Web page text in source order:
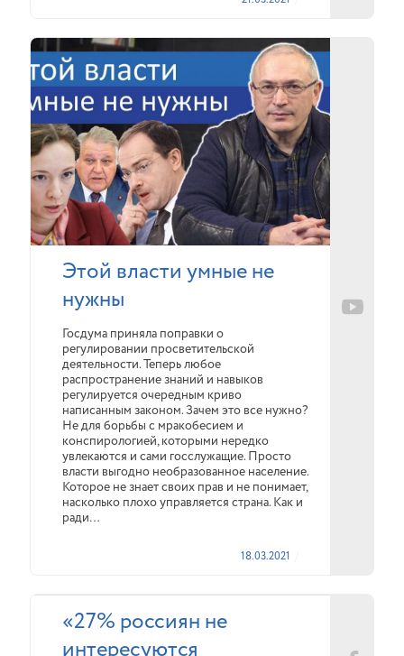
Этой власти умные не
нужны
Госдума приняла поправки о
регулировании просветительской
деятельности. Теперь любое
распространение знаний и навыков
регулируется очередным криво
написанным законом. Зачем это все нужно?
Не для борьбы с мракобесием и
конспирологией, которыми нередко
увлекаются и сами госслужащие. Просто
власти выгодно необразованное население.
Которое не знает своих прав и не понимает,
насколько плохо управляется страна. Как и
ради…
18.03.2021
«27% россиян не
интересуются